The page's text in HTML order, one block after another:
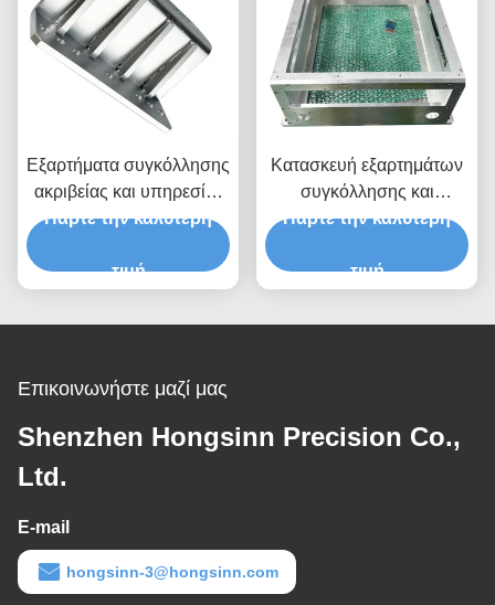
Εξαρτήματα συγκόλλησης
ακριβείας και υπηρεσίες
προσαρμοσμένης
διαφορετικές διαδικασίες
Πάρτε την καλύτερη
τιμή
Κατασκευή εξαρτημάτων
συγκόλλησης και
κατασκευής.
Πάρτε την καλύτερη
τιμή
Επικοινωνήστε μαζί μας
Shenzhen Hongsinn Precision Co.,
Ltd.
E-mail
hongsinn-3@hongsinn.com